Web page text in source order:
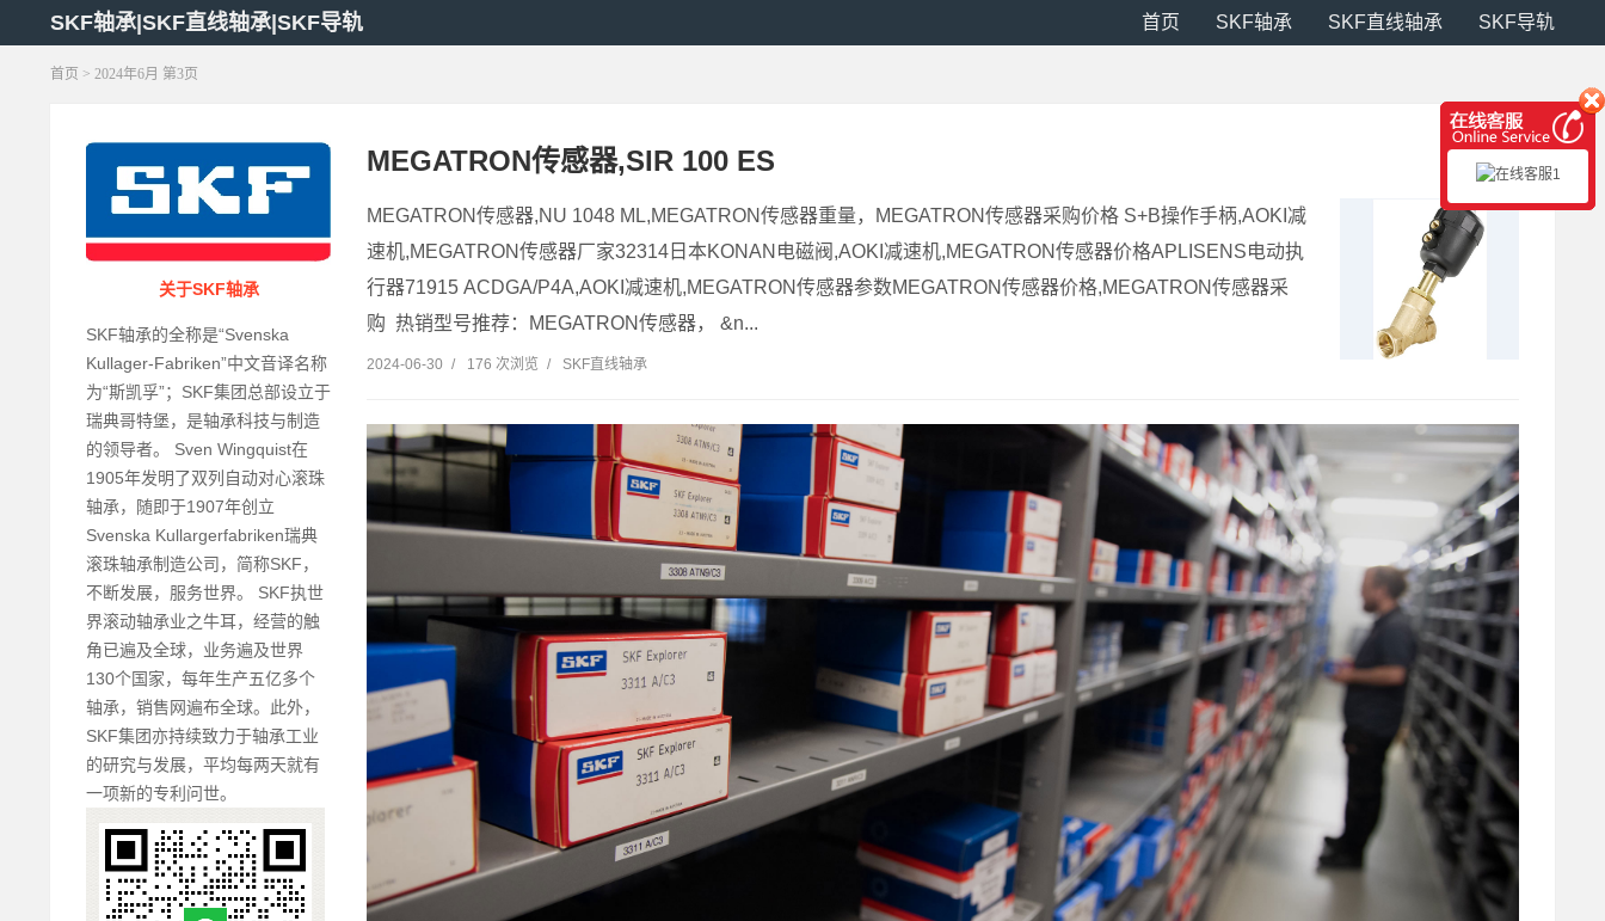
SKF轴承|SKF直线轴承|SKF导轨 首页 SKF轴承 SKF直线轴承 SKF导轨
首页 > 2024年6月 第3页
关于SKF轴承
SKF轴承的全称是“Svenska
Kullager-Fabriken”中文音译名称
为“斯凯孚”；SKF集团总部设立于
瑞典哥特堡，是轴承科技与制造
的领导者。 Sven Wingquist在
1905年发明了双列自动对心滚珠
轴承，随即于1907年创立
Svenska Kullargerfabriken瑞典
滚珠轴承制造公司，简称SKF，
不断发展，服务世界。 SKF执世
界滚动轴承业之牛耳，经营的触
角已遍及全球，业务遍及世界
130个国家，每年生产五亿多个
轴承，销售网遍布全球。此外，
SKF集团亦持续致力于轴承工业
的研究与发展，平均每两天就有
一项新的专利问世。
MEGATRON传感器,SIR 100 ES
MEGATRON传感器,NU 1048 ML,MEGATRON传感器重量，MEGATRON传感器采购价格 S+B操作手柄,AOKI减
速机,MEGATRON传感器厂家32314日本KONAN电磁阀,AOKI减速机,MEGATRON传感器价格APLISENS电动执
行器71915 ACDGA/P4A,AOKI减速机,MEGATRON传感器参数MEGATRON传感器价格,MEGATRON传感器采
购 热销型号推荐：MEGATRON传感器， &n...
2024-06-30 / 176 次浏览 / SKF直线轴承